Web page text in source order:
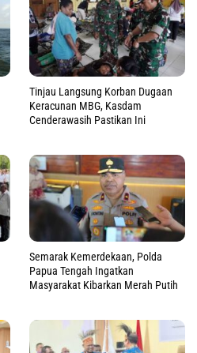
Tinjau Langsung Korban Dugaan
Keracunan MBG, Kasdam
Cenderawasih Pastikan Ini
Semarak Kemerdekaan, Polda
Papua Tengah Ingatkan
Masyarakat Kibarkan Merah Putih